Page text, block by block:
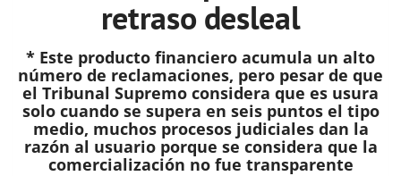
retraso desleal
* Este producto financiero acumula un alto
número de reclamaciones, pero pesar de que
el Tribunal Supremo considera que es usura
solo cuando se supera en seis puntos el tipo
medio, muchos procesos judiciales dan la
razón al usuario porque se considera que la
comercialización no fue transparente